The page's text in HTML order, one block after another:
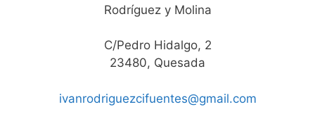
Rodríguez y Molina
C/Pedro Hidalgo, 2
23480, Quesada
ivanrodriguezcifuentes@gmail.com